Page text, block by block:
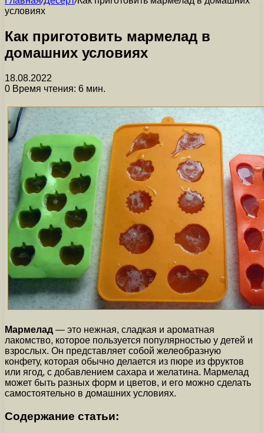
условиях
Как приготовить мармелад в
домашних условиях
18.08.2022
0 Время чтения: 6 мин.
Мармелад — это нежная, сладкая и ароматная
лакомство, которое пользуется популярностью у детей и
взрослых. Он представляет собой желеобразную
конфету, которая обычно делается из пюре из фруктов
или ягод, с добавлением сахара и желатина. Мармелад
может быть разных форм и цветов, и его можно сделать
самостоятельно в домашних условиях.
Содержание статьи: